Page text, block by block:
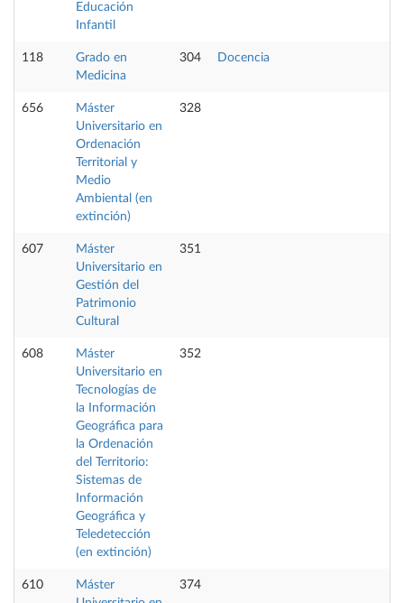
Educación
Infantil
118
Grado en
Medicina
304 Docencia
656
Máster
Universitario en
Ordenación
Territorial y
Medio
Ambiental (en
extinción)
328
607
Máster
Universitario en
Gestión del
Patrimonio
Cultural
351
608
Máster
Universitario en
Tecnologías de
la Información
Geográfica para
la Ordenación
del Territorio:
Sistemas de
Información
Geográfica y
Teledetección
(en extinción)
352
610
Máster
374